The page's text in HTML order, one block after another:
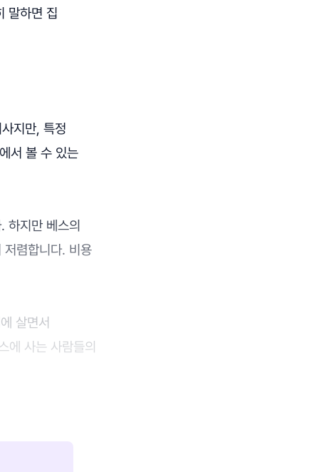
말하면 집
지만, 특정
서 볼 수 있는
하지만 베스의
저렴합니다. 비용
살면서
에 사는 사람들의